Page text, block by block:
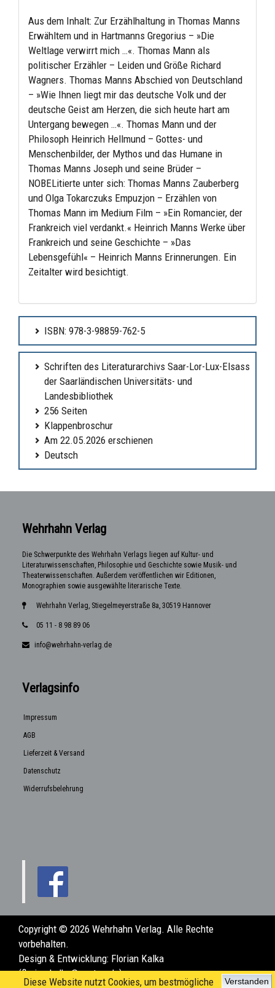
Diese Website nutzt Cookies, um bestmögliche
Verstanden
Aus dem Inhalt: Zur Erzählhaltung in Thomas Manns
Erwähltem und in Hartmanns Gregorius – »Die
Weltlage verwirrt mich …«. Thomas Mann als
politischer Erzähler – Leiden und Größe Richard
Wagners. Thomas Manns Abschied von Deutschland
– »Wie Ihnen liegt mir das deutsche Volk und der
deutsche Geist am Herzen, die sich heute hart am
Untergang bewegen …«. Thomas Mann und der
Philosoph Heinrich Hellmund – Gottes- und
Menschenbilder, der Mythos und das Humane in
Thomas Manns Joseph und seine Brüder –
NOBELitierte unter sich: Thomas Manns Zauberberg
und Olga Tokarczuks Empuzjon – Erzählen von
Thomas Mann im Medium Film – »Ein Romancier, der
Frankreich viel verdankt.« Heinrich Manns Werke über
Frankreich und seine Geschichte – »Das
Lebensgefühl« – Heinrich Manns Erinnerungen. Ein
Zeitalter wird besichtigt.
ISBN: 978-3-98859-762-5
Schriften des Literaturarchivs Saar-Lor-Lux-Elsass
der Saarländischen Universitäts- und
Landesbibliothek
256 Seiten
Klappenbroschur
Am 22.05.2026 erschienen
Deutsch
Wehrhahn Verlag
Die Schwerpunkte des Wehrhahn Verlags liegen auf Kultur- und
Literaturwissenschaften, Philosophie und Geschichte sowie Musik- und
Theaterwissenschaften. Außerdem veröffentlichen wir Editionen,
Monographien sowie ausgewählte literarische Texte.
Wehrhahn Verlag, Stiegelmeyerstraße 8a, 30519 Hannover
05 11 - 8 98 89 06
info@wehrhahn-verlag.de
Verlagsinfo
Impressum
AGB
Lieferzeit & Versand
Datenschutz
Widerrufsbelehrung
Copyright © 2026 Wehrhahn Verlag. Alle Rechte
vorbehalten.
Design & Entwicklung: Florian Kalka
(florian.kalka@posteo.de)